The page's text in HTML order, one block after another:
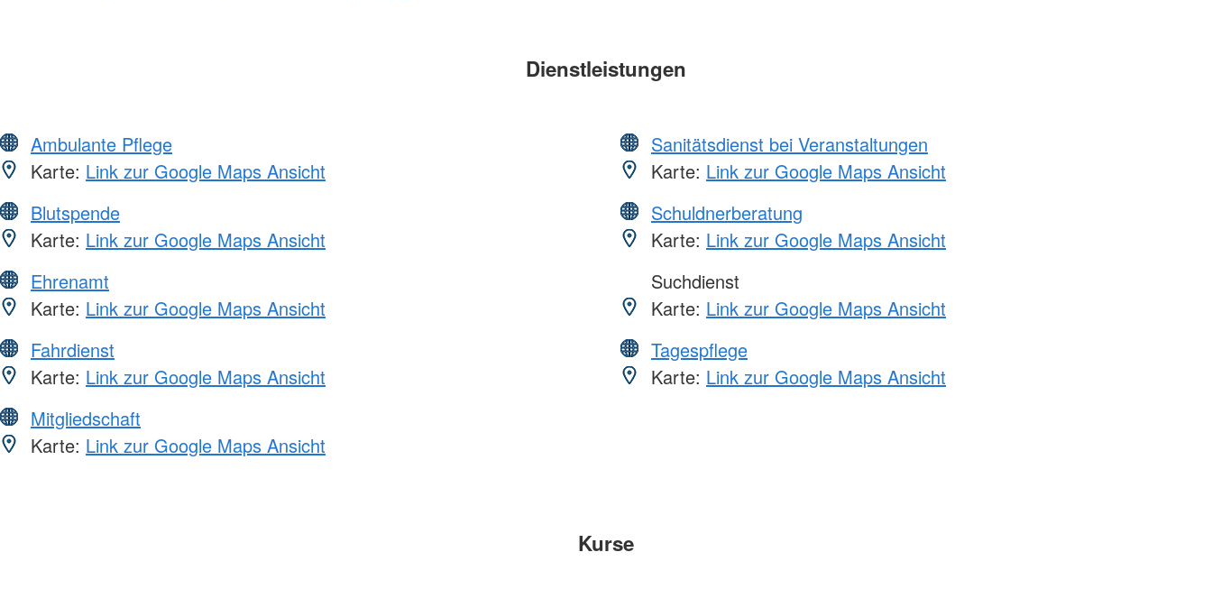
Dienstleistungen
Ambulante Pflege
Karte: Link zur Google Maps Ansicht
Blutspende
Karte: Link zur Google Maps Ansicht
Ehrenamt
Karte: Link zur Google Maps Ansicht
Fahrdienst
Karte: Link zur Google Maps Ansicht
Mitgliedschaft
Karte: Link zur Google Maps Ansicht
Sanitätsdienst bei Veranstaltungen
Karte: Link zur Google Maps Ansicht
Schuldnerberatung
Karte: Link zur Google Maps Ansicht
Suchdienst
Karte: Link zur Google Maps Ansicht
Tagespflege
Karte: Link zur Google Maps Ansicht
Kurse